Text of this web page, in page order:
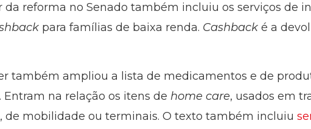
da reforma no Senado também incluiu os serviços de
para famílias de baixa renda. Cashback é a
também ampliou a lista de medicamentos e de
Entram na relação os itens de home care, usados em
de mobilidade ou terminais. O texto também incluiu